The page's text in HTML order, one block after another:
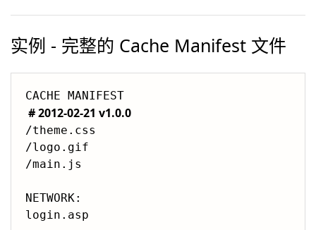
实例 - 完整的 Cache Manifest 文件
# 2012-02-21 v1.0.0
/theme.css
/logo.gif
/main.js
NETWORK:
login.asp